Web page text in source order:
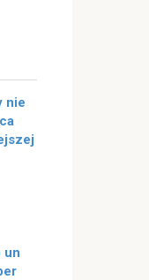
nie
un